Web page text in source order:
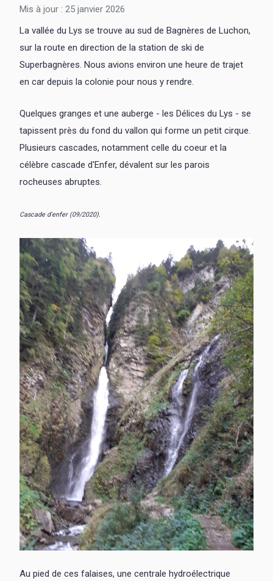
Mis à jour : 25 janvier 2026
La vallée du Lys se trouve au sud de Bagnères de Luchon,
sur la route en direction de la station de ski de
Superbagnères. Nous avions environ une heure de trajet
en car depuis la colonie pour nous y rendre.
Quelques granges et une auberge - les Délices du Lys - se
tapissent près du fond du vallon qui forme un petit cirque.
Plusieurs cascades, notamment celle du coeur et la
célèbre cascade d'Enfer, dévalent sur les parois
rocheuses abruptes.
Cascade d'enfer (09/2020).
Au pied de ces falaises, une centrale hydroélectrique
Juillet 1984